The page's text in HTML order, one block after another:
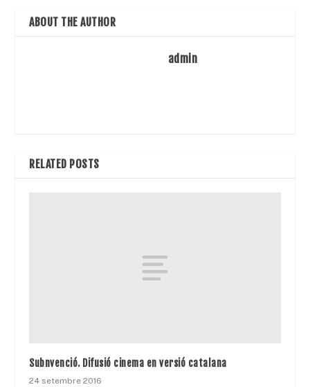
ABOUT THE AUTHOR
admin
RELATED POSTS
Subnvenció. Difusió cinema en versió catalana
24 setembre 2016